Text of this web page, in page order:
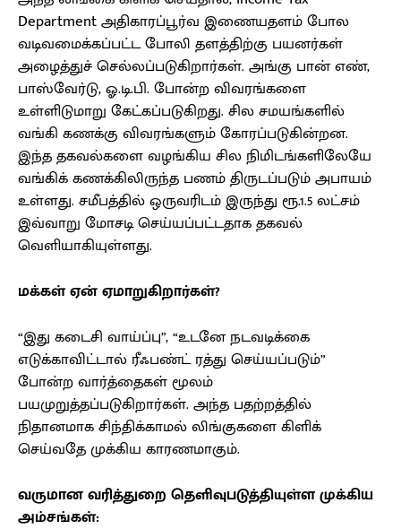
Department அதிகாரப்பூர்வ இணையதளம் போல
வடிவமைக்கப்பட்ட போலி தளத்திற்கு பயனர்கள்
அழைத்துச் செல்லப்படுகிறார்கள். அங்கு பான் எண்,
பாஸ்வேர்டு, ஓ.டி.பி. போன்ற விவரங்களை
உள்ளிடுமாறு கேட்கப்படுகிறது. சில சமயங்களில்
வங்கி கணக்கு விவரங்களும் கோரப்படுகின்றன.
இந்த தகவல்களை வழங்கிய சில நிமிடங்களிலேயே
வங்கிக் கணக்கிலிருந்த பணம் திருடப்படும் அபாயம்
உள்ளது. சமீபத்தில் ஒருவரிடம் இருந்து ரூ.1.5 லட்சம்
இவ்வாறு மோசடி செய்யப்பட்டதாக தகவல்
வெளியாகியுள்ளது.
மக்கள் ஏன் ஏமாறுகிறார்கள்?
“இது கடைசி வாய்ப்பு”, “உடனே நடவடிக்கை
எடுக்காவிட்டால் ரீஃபண்ட் ரத்து செய்யப்படும்”
போன்ற வார்த்தைகள் மூலம்
பயமுறுத்தப்படுகிறார்கள். அந்த பதற்றத்தில்
நிதானமாக சிந்திக்காமல் லிங்குகளை கிளிக்
செய்வதே முக்கிய காரணமாகும்.
வருமான வரித்துறை தெளிவுபடுத்தியுள்ள முக்கிய
அம்சங்கள்: